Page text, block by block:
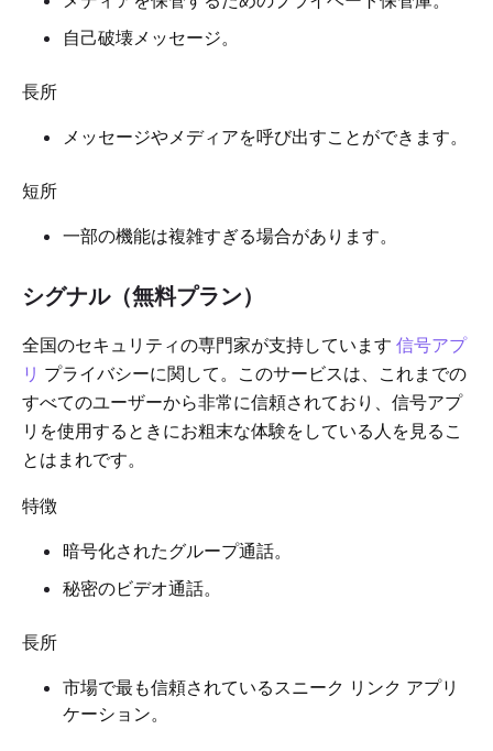
自己破壊メッセージ。
長所
メッセージやメディアを呼び出すことができます。
短所
一部の機能は複雑すぎる場合があります。
シグナル（無料プラン）
全国のセキュリティの専門家が支持しています 信号アプ
リ プライバシーに関して。このサービスは、これまでの
すべてのユーザーから非常に信頼されており、信号アプ
リを使用するときにお粗末な体験をしている人を見るこ
とはまれです。
特徴
暗号化されたグループ通話。
秘密のビデオ通話。
長所
市場で最も信頼されているスニーク リンク アプリ
ケーション。